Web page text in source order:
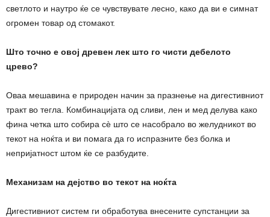
светлото и наутро ќе се чувствувате лесно, како да ви е симнат
огромен товар од стомакот.
Што точно е овој древен лек што го чисти дебелото
црево?
Оваа мешавина е природен начин за празнење на дигестивниот
тракт во тегла. Комбинацијата од сливи, лен и мед делува како
фина четка што собира сè што се насобрало во желудникот во
текот на ноќта и ви помага да го испразните без болка и
непријатност штом ќе се разбудите.
Механизам на дејство во текот на ноќта
Дигестивниот систем ги обработува внесените супстанции за